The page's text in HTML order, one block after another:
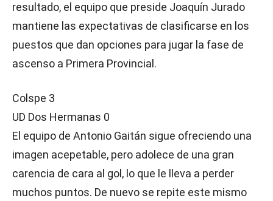
resultado, el equipo que preside Joaquín Jurado
mantiene las expectativas de clasificarse en los
puestos que dan opciones para jugar la fase de
ascenso a Primera Provincial.
Colspe 3
UD Dos Hermanas 0
El equipo de Antonio Gaitán sigue ofreciendo una
imagen acepetable, pero adolece de una gran
carencia de cara al gol, lo que le lleva a perder
muchos puntos. De nuevo se repite este mismo